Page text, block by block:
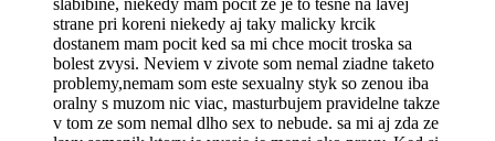
slabibine, niekedy mam pocit ze je to tesne na lavej
strane pri koreni niekedy aj taky malicky krcik
dostanem mam pocit ked sa mi chce mocit troska sa
bolest zvysi. Neviem v zivote som nemal ziadne taketo
problemy,nemam som este sexualny styk so zenou iba
oralny s muzom nic viac, masturbujem pravidelne takze
v tom ze som nemal dlho sex to nebude. sa mi aj zda ze